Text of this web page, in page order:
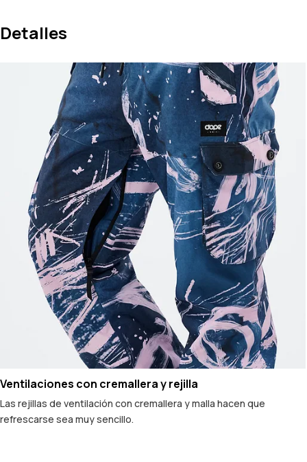
Detalles
Ventilaciones con cremallera y rejilla
Las rejillas de ventilación con cremallera y malla hacen que
refrescarse sea muy sencillo.